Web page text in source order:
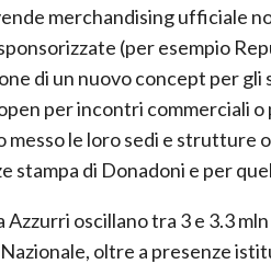
merchandising ufficiale
(per esempio
di un nuovo concept per gli
per incontri commerciali o
messo le loro sedi e strutture
stampa di Donadoni e per
Azzurri oscillano tra 3 e 3.3
oltre a presenze